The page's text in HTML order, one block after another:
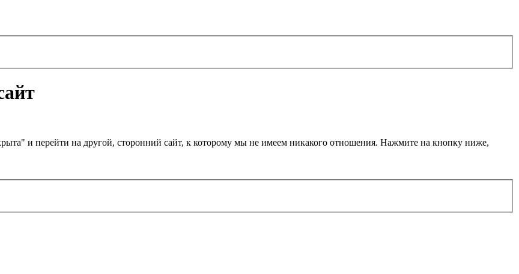
и перейти на другой, сторонний сайт, к которому мы не имеем никакого отношения. Нажмите на кнопку ниже,